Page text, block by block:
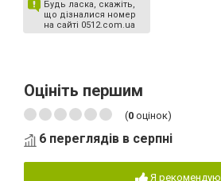
Будь ласка, скажіть,
що дізналися номер
на сайті 0512.com.ua
Оцініть першим
(0 оцінок)
6 переглядів в серпні
Я рекомендую